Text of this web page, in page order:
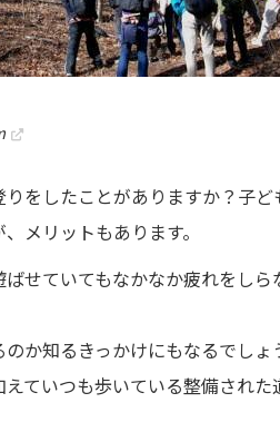
をしたことがありますか？子
メリットもあります。
ばせていてもなかなか疲れをし
か知るきっかけにもなるでしょ
えていつも歩いている整備され